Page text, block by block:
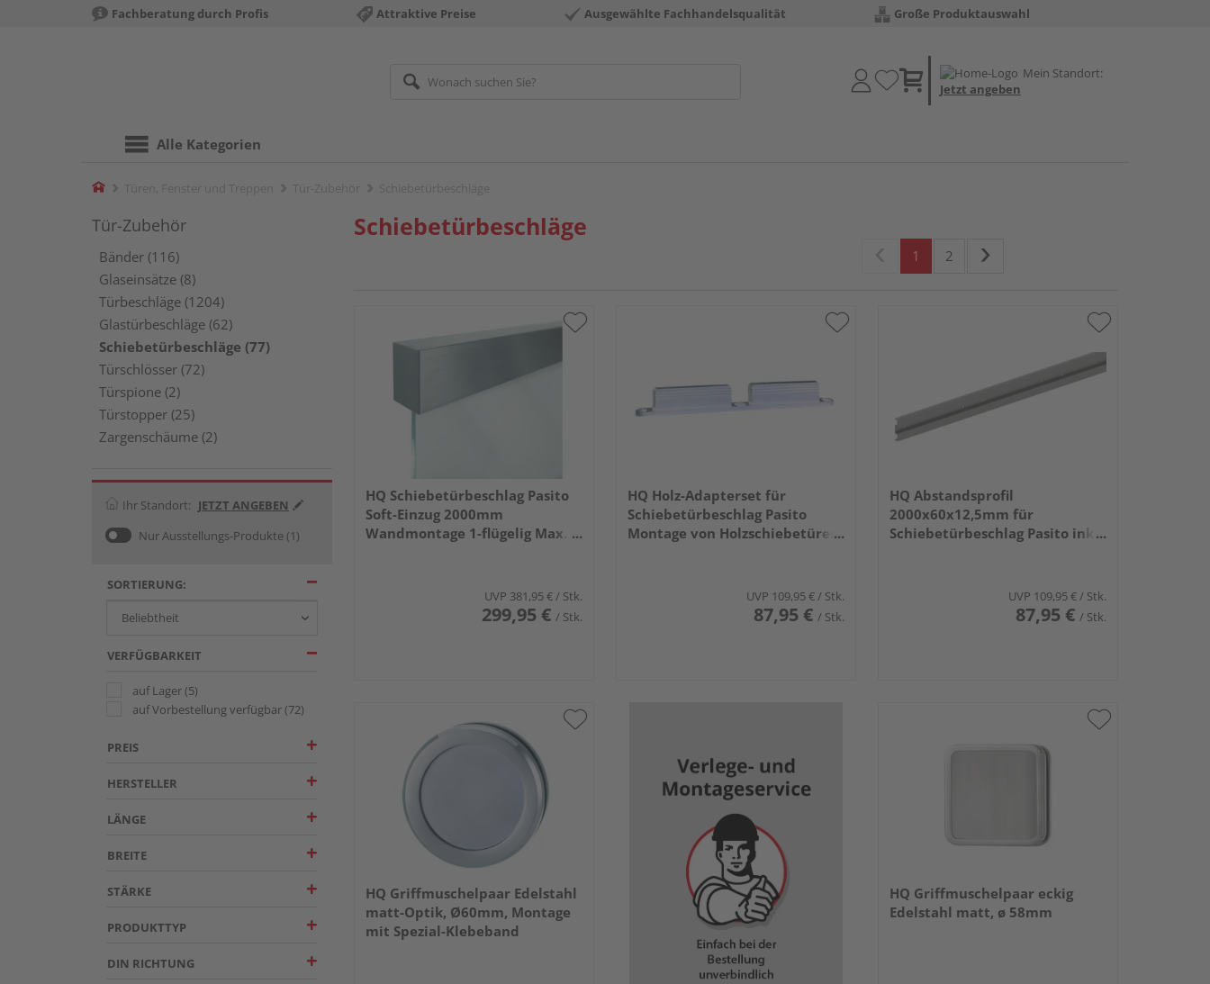
Fachberatung durch Profis Attraktive Preise Ausgewählte Fachhandelsqualität Große Produktauswahl
Mein Standort:
Jetzt angeben
Alle Kategorien
Home
Tür-Zubehör
Bänder (116)
Glaseinsätze (8)
Türbeschläge (1204)
Glastürbeschläge (62)
Schiebetürbeschläge (77)
Türschlösser (72)
Türspione (2)
Türstopper (25)
Zargenschäume (2)
Ihr Standort: JETZT ANGEBEN
Nur Ausstellungs-Produkte (1)
SORTIERUNG:
VERFÜGBARKEIT
auf Lager(5)
auf Vorbestellung verfügbar(72)
PREIS
HERSTELLER
LÄNGE
BREITE
STÄRKE
PRODUKTTYP
DIN RICHTUNG
Schiebetürbeschläge
1 2
HQ Schiebetürbeschlag Pasito
Soft-Einzug 2000mm
Wandmontage 1-flügelig Max.
UVP 381,95 €/ Stk.
299,95 € / Stk.
HQ Holz-Adapterset für
Schiebetürbeschlag Pasito
Montage von Holzschiebetüren
UVP 109,95 €/ Stk.
87,95 € / Stk.
HQ Abstandsprofil
2000x60x12,5mm für
Schiebetürbeschlag Pasito inkl.
UVP 109,95 €/ Stk.
87,95 € / Stk.
HQ Griffmuschelpaar Edelstahl
matt-Optik, Ø60mm, Montage
mit Spezial-Klebeband
HQ Griffmuschelpaar eckig
Edelstahl matt, ø 58mm